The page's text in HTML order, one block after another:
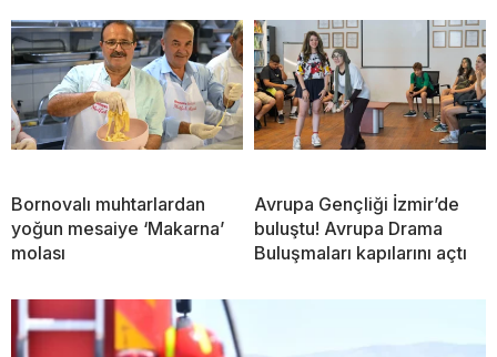
Bornovalı muhtarlardan
yoğun mesaiye ‘Makarna’
molası
Avrupa Gençliği İzmir’de
buluştu! Avrupa Drama
Buluşmaları kapılarını açtı